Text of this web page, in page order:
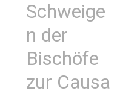
Schweige
n der
Bischöfe
zur Causa